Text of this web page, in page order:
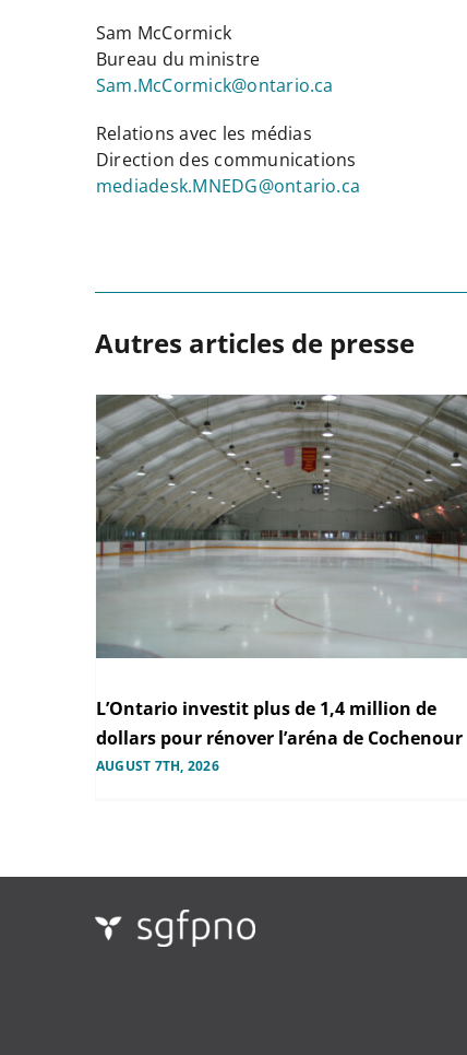
Sam McCormick
Bureau du ministre
Sam.McCormick@ontario.ca
Relations avec les médias
Direction des communications
mediadesk.MNEDG@ontario.ca
Autres articles de presse
L’Ontario investit plus de 1,4 million de
dollars pour rénover l’aréna de Cochenour
AUGUST 7TH, 2026